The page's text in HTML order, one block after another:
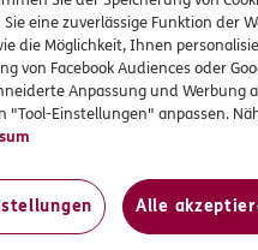
Das könnte
eine zuverlässige Funktion der
die Möglichkeit, Ihnen
von Facebook Audiences oder
Anpassung und Werbung
Einstellungen" anpassen.
Alle